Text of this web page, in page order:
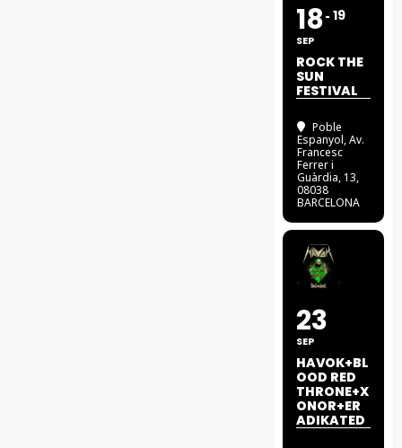
18
SEP
19
ROCK THE
SUN
FESTIVAL
Poble
Espanyol, Av.
Francesc
Ferrer i
Guàrdia, 13,
08038
BARCELONA
23
SEP
HAVOK+BL
OOD RED
THRONE+X
ONOR+ER
ADIKATED